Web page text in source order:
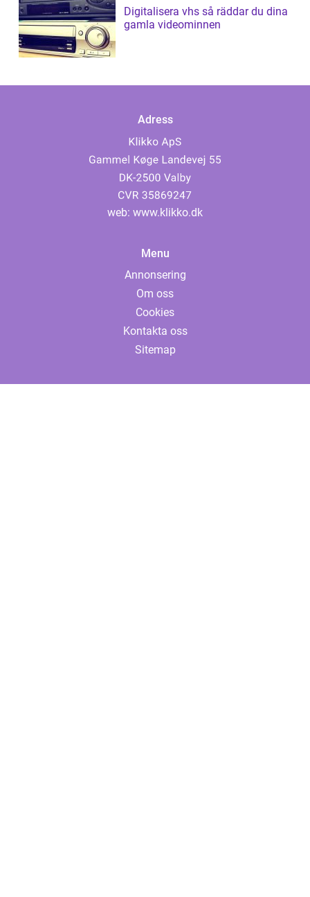
Digitalisera vhs så räddar du dina
gamla videominnen
Adress
web: www.klikko.dk
Menu
Annonsering
Om oss
Cookies
Kontakta oss
Sitemap